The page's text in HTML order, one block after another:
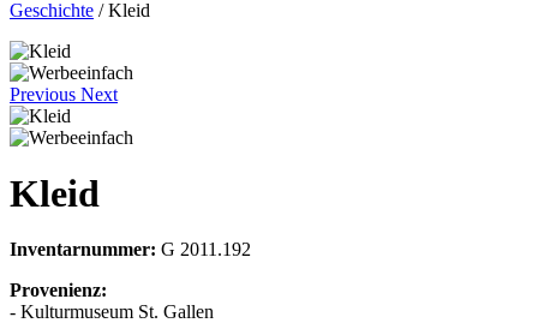
Geschichte / Kleid
Previous Next
Kleid
Inventarnummer: G 2011.192
Provenienz:
- Kulturmuseum St. Gallen